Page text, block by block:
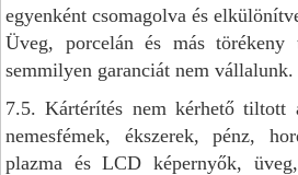
egyenként csomagolva és
Üveg, porcelán és más törékeny
semmilyen garanciát nem vállalunk.
7.5. Kártérítés nem kérhető tiltott
nemesfémek, ékszerek, pénz,
plazma és LCD képernyők,